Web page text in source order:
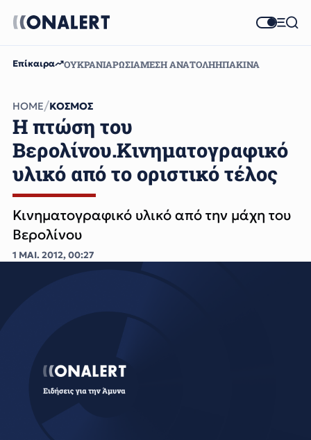
Επίκαιρα ΟΥΚΡΑΝΙΑΡΩΣΙΑΜΕΣΗ ΑΝΑΤΟΛΗΗΠΑΚΙΝΑ
HOME ΚΟΣΜΟΣ
Η πτώση του
Βερολίνου.Κινηματογραφικό
υλικό από το οριστικό τέλος
Κινηματογραφικό υλικό από την μάχη του
Βερολίνου
1 ΜΑΙ. 2012, 00:27